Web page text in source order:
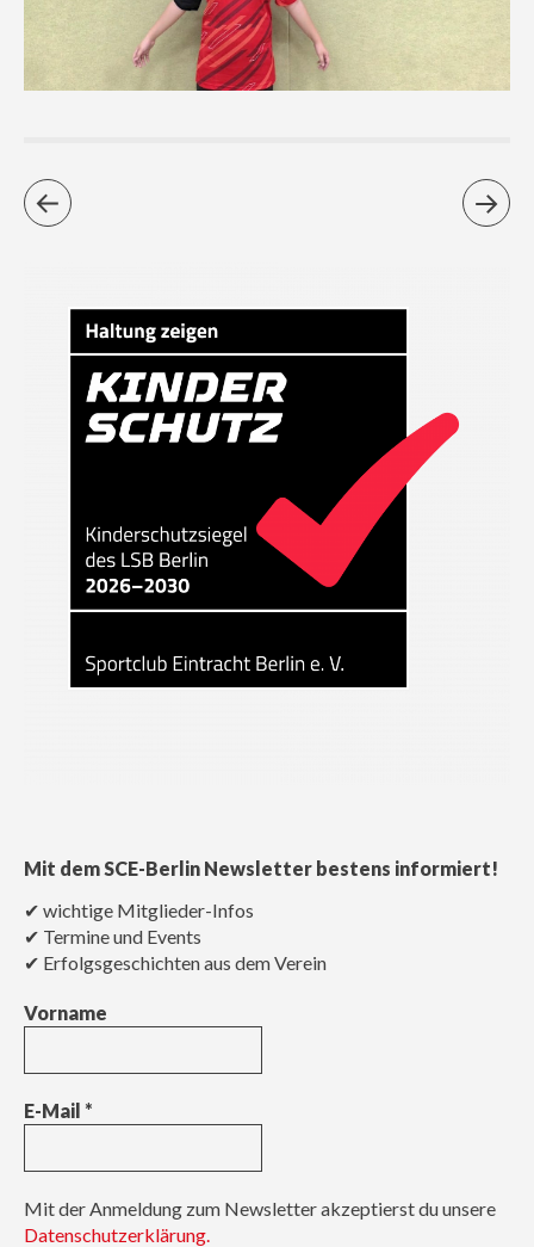
Mit dem SCE-Berlin Newsletter bestens informiert!
✔ wichtige Mitglieder-Infos
✔ Termine und Events
✔ Erfolgsgeschichten aus dem Verein
Vorname
E-Mail *
Mit der Anmeldung zum Newsletter akzeptierst du unsere
Datenschutzerklärung.